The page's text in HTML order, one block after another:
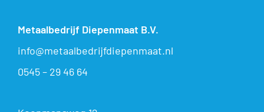
Metaalbedrijf Diepenmaat B.V.
info@metaalbedrijfdiepenmaat.nl
0545 – 29 46 64